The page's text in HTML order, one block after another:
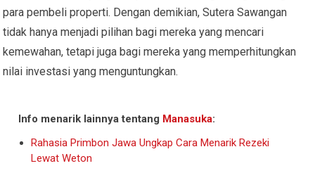
para pembeli properti. Dengan demikian, Sutera Sawangan
tidak hanya menjadi pilihan bagi mereka yang mencari
kemewahan, tetapi juga bagi mereka yang memperhitungkan
nilai investasi yang menguntungkan.
Info menarik lainnya tentang Manasuka:
Rahasia Primbon Jawa Ungkap Cara Menarik Rezeki
Lewat Weton